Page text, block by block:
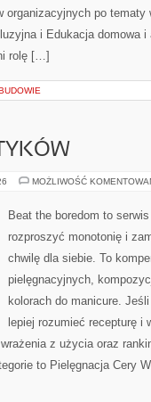
organizacyjnych po tematy
i Edukacja domowa i
rolę […]
MOŻLIWOŚĆ
Beat the boredom to
rozproszyć monotonię i
chwilę dla siebie. To
pielęgnacyjnych,
kolorach do manicure.
lepiej rozumieć recepturę i
z użycia oraz
to Pielęgnacja Cery